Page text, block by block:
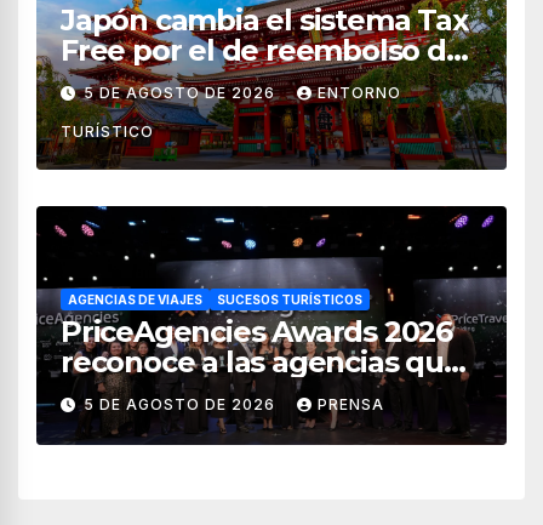
Japón cambia el sistema Tax
Free por el de reembolso de
impuestos desde noviembre
de 2026
5 DE AGOSTO DE 2026 ENTORNO
TURÍSTICO
AGENCIAS DE VIAJES SUCESOS TURÍSTICOS
PriceAgencies Awards 2026
reconoce a las agencias que
impulsan el crecimiento del
turismo en México
5 DE AGOSTO DE 2026 PRENSA